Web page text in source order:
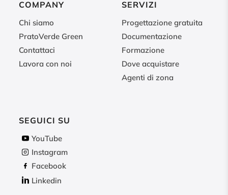
COMPANY
Chi siamo
PratoVerde Green
Contattaci
Lavora con noi
SERVIZI
Progettazione gratuita
Documentazione
Formazione
Dove acquistare
Agenti di zona
SEGUICI SU
YouTube
Instagram
Facebook
Linkedin